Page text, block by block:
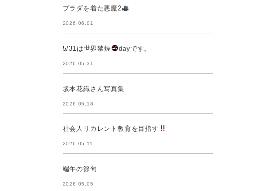
プラダを着た悪魔2
2026.06.01
5/31は世界禁煙 dayです。
2026.05.31
坂本花織さん写真集
2026.05.18
社会人リカレント教育を目指す
2026.05.11
端午の節句
2026.05.05